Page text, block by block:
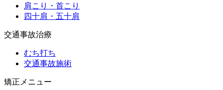
肩こり・首こり
四十肩・五十肩
交通事故治療
むち打ち
交通事故施術
矯正メニュー